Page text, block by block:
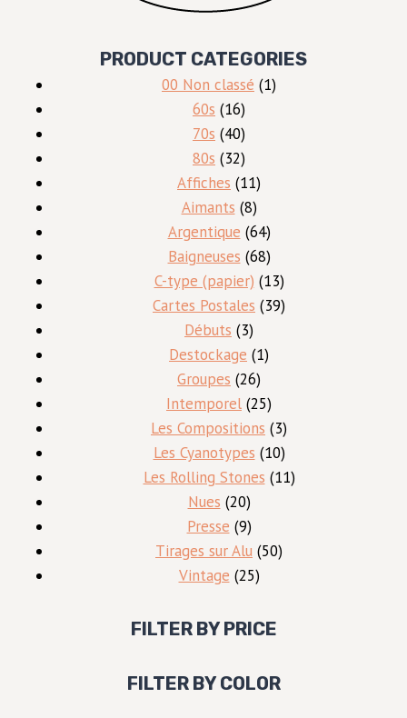
PRODUCT CATEGORIES
00 Non classé 11
60s 1616
produits
70s 4040
produits
80s 3232
produits
Affiches 1111
produits
Aimants 88
produits
Argentique 6464
produits
Baigneuses 6868
produits
C-type (papier) 1313
produits
Cartes Postales 3939
Débuts 33
produits
Destockage 11
Groupes 2626
produits
Intemporel 2525
produits
Les Compositions 33
produits
Les Cyanotypes 1010
produits
Les Rolling Stones 1111
Nues 2020
produits
Presse 99
produits
Tirages sur Alu 5050
Vintage 2525
FILTER BY PRICE
FILTER BY COLOR